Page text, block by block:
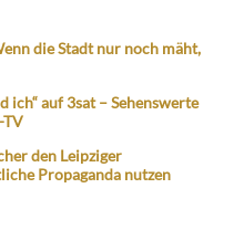
die Stadt nur noch mäht,
ich“ auf 3sat – Sehenswerte
TV
den Leipziger
Propaganda nutzen